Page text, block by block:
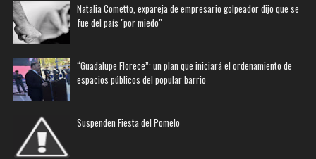
Natalia Cometto, expareja de empresario golpeador dijo que se
fue del país "por miedo"
“Guadalupe Florece”: un plan que iniciará el ordenamiento de
espacios públicos del popular barrio
Suspenden Fiesta del Pomelo